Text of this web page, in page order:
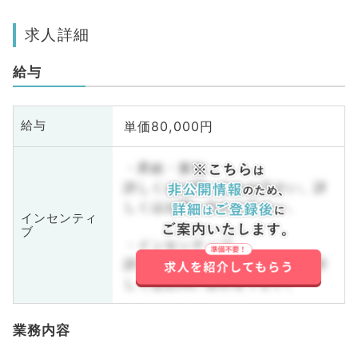
求人詳細
給与
給与 単価80,000円
インセンティ
ブ
・昇給・賞与
詳しくはお問い合わせ下さい。詳
しくはお問い合わせ下さい。
・インセンティブ
詳しくはお問い合わせ下さい。詳
しくはお問い合わせ下さい。
業務内容